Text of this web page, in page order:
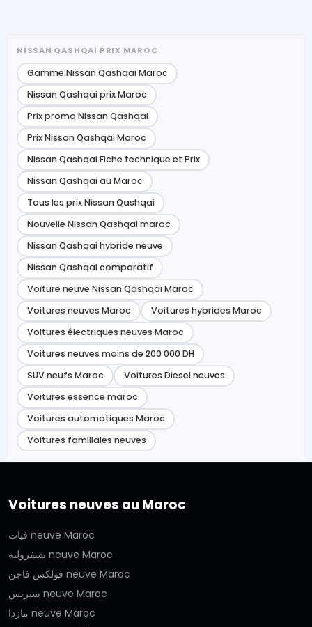
NISSAN QASHQAI PRIX MAROC
Gamme Nissan Qashqai Maroc
Nissan Qashqai prix Maroc
Prix promo Nissan Qashqai
Prix Nissan Qashqai Maroc
Nissan Qashqai Fiche technique et Prix
Nissan Qashqai au Maroc
Tous les prix Nissan Qashqai
Nouvelle Nissan Qashqai maroc
Nissan Qashqai hybride neuve
Nissan Qashqai comparatif
Voiture neuve Nissan Qashqai Maroc
Voitures neuves Maroc
Voitures hybrides Maroc
Voitures électriques neuves Maroc
Voitures neuves moins de 200 000 DH
SUV neufs Maroc
Voitures Diesel neuves
Voitures essence maroc
Voitures automatiques Maroc
Voitures familiales neuves
Voitures neuves au Maroc
فيات neuve Maroc
شيفروليه neuve Maroc
فولكس فاجن neuve Maroc
سيريس neuve Maroc
مازدا neuve Maroc